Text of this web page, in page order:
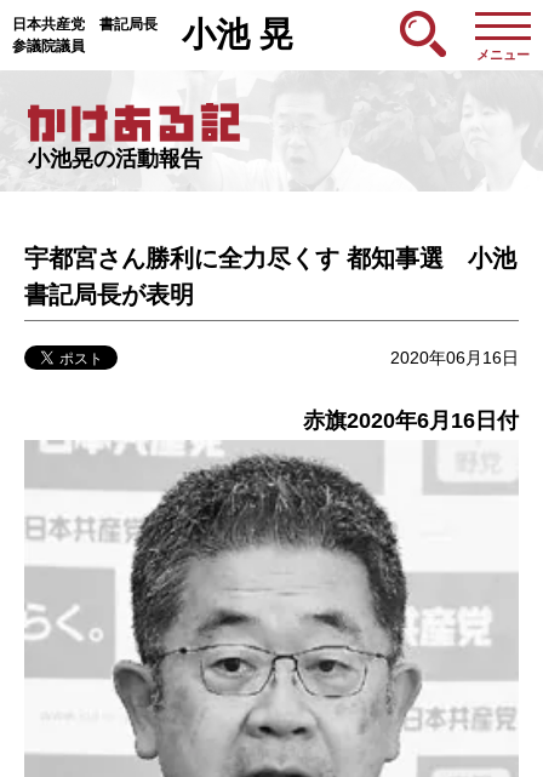
日本共産党 書記局長
参議院議員
小池 晃
メニュー
小池晃の活動報告
宇都宮さん勝利に全力尽くす 都知事選 小池
書記局長が表明
2020年06月16日
赤旗2020年6月16日付